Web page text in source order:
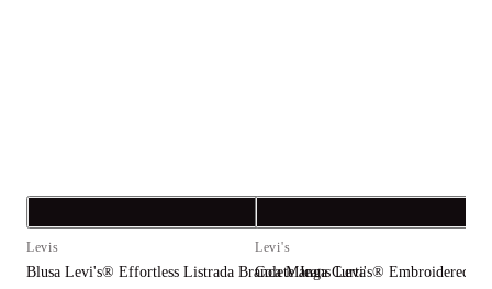
Levis
Blusa Levi's® Effortless Listrada Branca Manga Curta
Levi's
Colete Jeans Levi's® Embroidered